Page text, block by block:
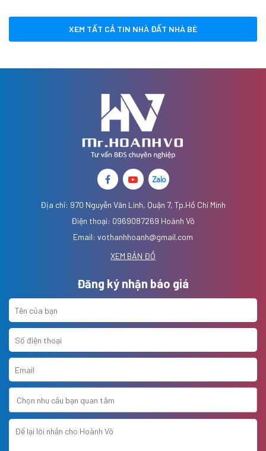
XEM TẤT CẢ TIN NHÀ ĐẤT NHÀ BÈ
Địa chỉ: 970 Nguyễn Văn Linh, Quận 7, Tp.Hồ Chí Minh
Điện thoại: 0969087269 Hoành Võ
Email: vothanhhoanh@gmail.com
XEM BẢN ĐỒ
Đăng ký nhận báo giá